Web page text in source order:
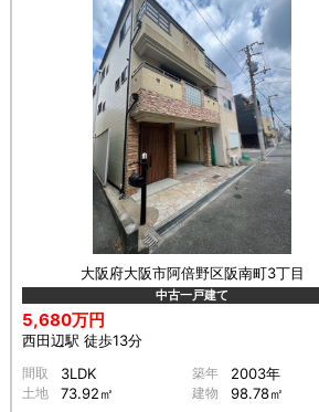
大阪府大阪市阿倍野区阪南町3丁目
中古一戸建て
5,680万円
西田辺駅 徒歩13分
間取 3LDK 築年 2003年
土地 73.92㎡ 建物 98.78㎡